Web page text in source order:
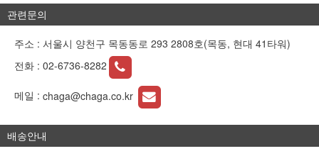
관련문의
주소 : 서울시 양천구 목동동로 293 2808호(목동, 현대 41타워)
전화 : 02-6736-8282
메일 : chaga@chaga.co.kr
배송안내